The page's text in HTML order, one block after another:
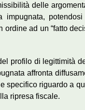
delle
impugnata,
ad un “fatto
profilo di legittimità
affronta
specifico riguardo a
ripresa fiscale.